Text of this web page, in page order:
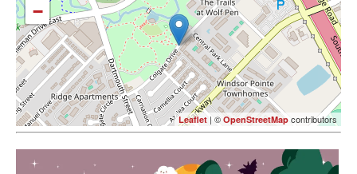
−
Leaflet | © OpenStreetMap contributors